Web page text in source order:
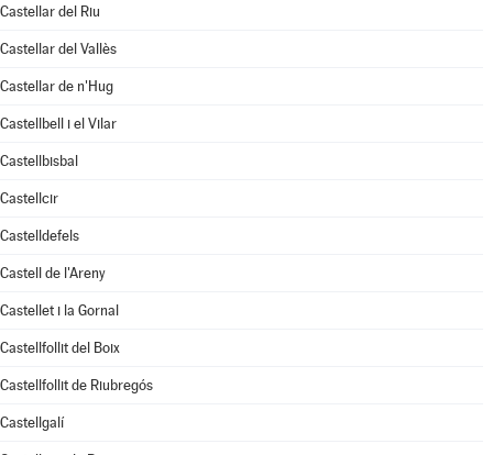
Castellar del Riu
Castellar del Vallès
Castellar de n'Hug
Castellbell i el Vilar
Castellbisbal
Castellcir
Castelldefels
Castell de l'Areny
Castellet i la Gornal
Castellfollit del Boix
Castellfollit de Riubregós
Castellgalí